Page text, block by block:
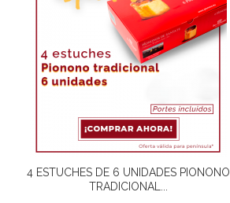
4 ESTUCHES DE 6 UNIDADES PIONONO
TRADICIONAL...